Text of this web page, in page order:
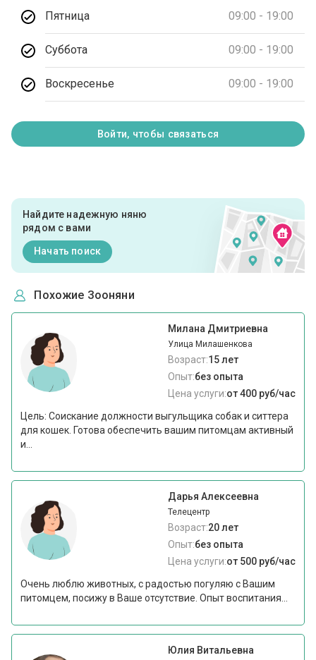
Пятница 09:00 - 19:00
Суббота 09:00 - 19:00
Воскресенье 09:00 - 19:00
Войти, чтобы связаться
Найдите надежную няню
рядом с вами
Начать поиск
Похожие Зооняни
Милана Дмитриевна
Улица Милашенкова
Возраст:15 лет
Опыт:без опыта
Цена услуги:от 400 руб/час
Цель: Соискание должности выгульщика собак и ситтера
для кошек. Готова обеспечить вашим питомцам активный
и...
Дарья Алексеевна
Телецентр
Возраст:20 лет
Опыт:без опыта
Цена услуги:от 500 руб/час
Очень люблю животных, с радостью погуляю с Вашим
питомцем, посижу в Ваше отсутствие. Опыт воспитания...
Юлия Витальевна